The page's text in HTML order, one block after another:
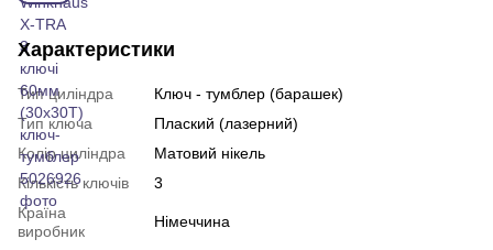
Характеристики
Тип циліндра
Ключ - тумблер (барашек)
Тип ключа
Плаский (лазерний)
Колір циліндра
Матовий нікель
Кількість ключів
3
Країна
виробник
Німеччина